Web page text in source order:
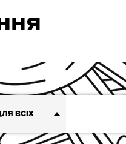
ВСІХ